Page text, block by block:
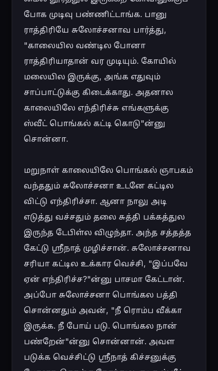
போக முடிவு பண்ணிட்டாங்க. பானு
ராத்திரியே சுலோச்சனாவ பார்த்து,
"காலையில வண்டில போனா
ராத்திரியாதான் வர முடியும். கோயில்
மலையில இருக்கு, அங்க எதுவும்
சாப்பாட்டுக்கு கிடைக்காது. அதனால
காலையிலே எந்திரிச்சு எங்களுக்கு
ஸ்வீட் பொங்கல் கட்டி கொடு"ன்னு
சொன்னா.
மறுநாள் காலையிலே பொங்கல் ஞாபகம்
வந்ததும் சுலோச்சனா உடனே கட்டில
விட்டு எந்திரிச்சா. ஆனா நாலு அடி
எடுத்து வச்சதும் தலை சுத்தி பக்கத்துல
இருந்த டேபிள்ல விழுந்தா. அந்த சத்தத்த
கேட்டு ஸ்ரீநாத் முழிச்சான். சுலோச்சனாவ
சரியா கட்டில உக்கார வெச்சி, "இப்பவே
ஏன் எந்திரிச்ச?"ன்னு பாசமா கேட்டான்.
அப்போ சுலோச்சனா பொங்கல பத்தி
சொன்னதும் அவன், "நீ ரொம்ப வீக்கா
இருக்க. நீ போய் படு. பொங்கல நான்
பண்றேன்"ன்னு சொன்னான். அவள
படுக்க வெச்சிட்டு ஸ்ரீநாத் கிச்சனுக்கு